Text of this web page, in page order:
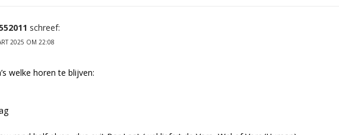
schreef:
2025 OM 22:08
welke horen te blijven: